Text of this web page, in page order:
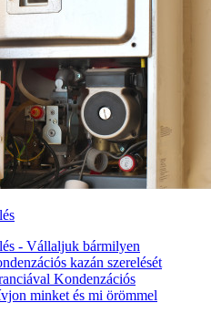
- Vállaljuk bármilyen
kazán szerelését
Kondenzációs
minket és mi örömmel